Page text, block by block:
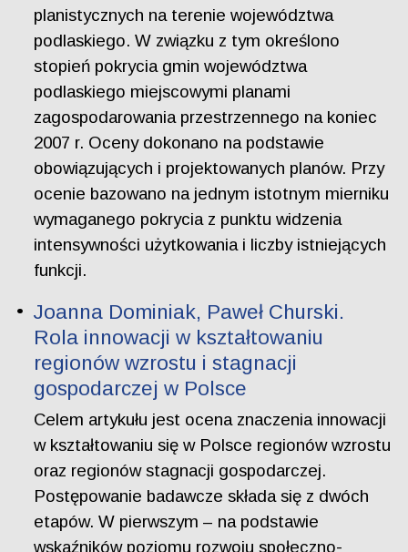
planistycznych na terenie województwa
podlaskiego. W związku z tym określono
stopień pokrycia gmin województwa
podlaskiego miejscowymi planami
zagospodarowania przestrzennego na koniec
2007 r. Oceny dokonano na podstawie
obowiązujących i projektowanych planów. Przy
ocenie bazowano na jednym istotnym mierniku
wymaganego pokrycia z punktu widzenia
intensywności użytkowania i liczby istniejących
funkcji.
Joanna Dominiak, Paweł Churski.
Rola innowacji w kształtowaniu
regionów wzrostu i stagnacji
gospodarczej w Polsce
Celem artykułu jest ocena znaczenia innowacji
w kształtowaniu się w Polsce regionów wzrostu
oraz regionów stagnacji gospodarczej.
Postępowanie badawcze składa się z dwóch
etapów. W pierwszym – na podstawie
wskaźników poziomu rozwoju społeczno-